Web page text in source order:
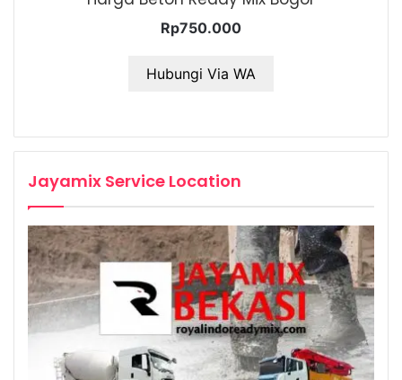
Rp750.000
Hubungi Via WA
Jayamix Service Location